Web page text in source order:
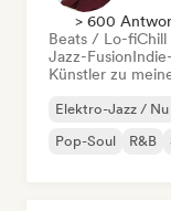
> 600
Beats / Lo-fi
Jazz-Fusion
Künstler zu
Elektro-Jazz / Nu
Pop-Soul
R&B